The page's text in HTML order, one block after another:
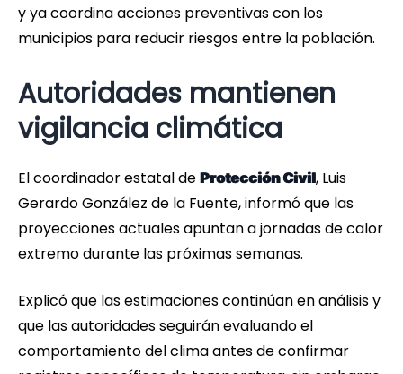
y ya coordina acciones preventivas con los
municipios para reducir riesgos entre la población.
Autoridades mantienen
vigilancia climática
El coordinador estatal de Protección Civil, Luis
Gerardo González de la Fuente, informó que las
proyecciones actuales apuntan a jornadas de calor
extremo durante las próximas semanas.
Explicó que las estimaciones continúan en análisis y
que las autoridades seguirán evaluando el
comportamiento del clima antes de confirmar